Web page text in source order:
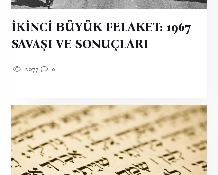
İKİNCİ BÜYÜK FELAKET: 1967
SAVAŞI VE SONUÇLARI
2077 0